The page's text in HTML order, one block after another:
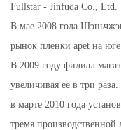
Fullstar - Jinfuda Co., Ltd.
В мае 2008 года
рынок пленки apet на юге
В 2009 году филиал
увеличивая ее в три раза.
в марте 2010 года
тремя